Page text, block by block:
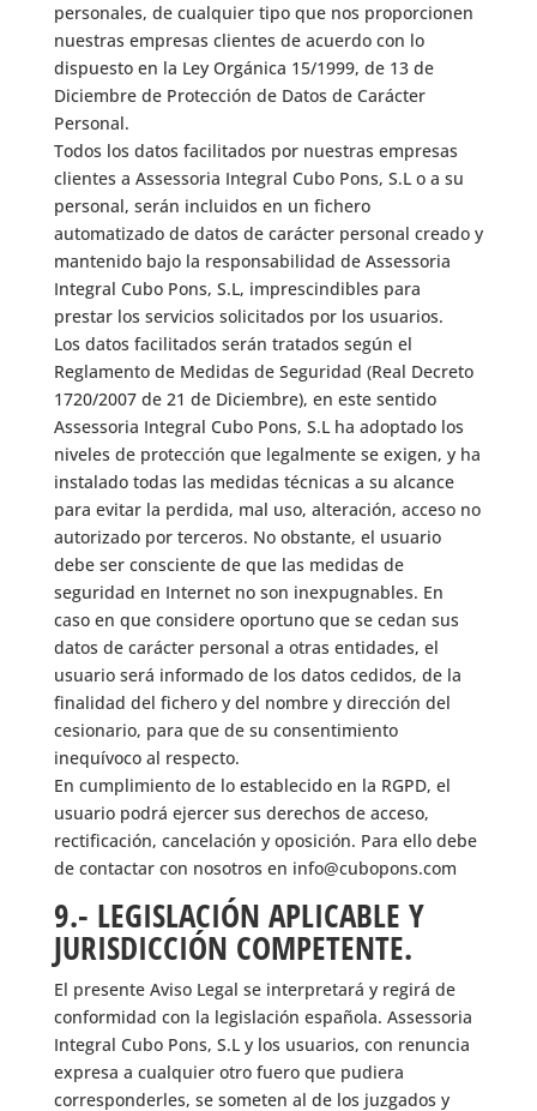
personales, de cualquier tipo que nos proporcionen
nuestras empresas clientes de acuerdo con lo
dispuesto en la Ley Orgánica 15/1999, de 13 de
Diciembre de Protección de Datos de Carácter
Personal.
Todos los datos facilitados por nuestras empresas
clientes a Assessoria Integral Cubo Pons, S.L o a su
personal, serán incluidos en un fichero
automatizado de datos de carácter personal creado y
mantenido bajo la responsabilidad de Assessoria
Integral Cubo Pons, S.L, imprescindibles para
prestar los servicios solicitados por los usuarios.
Los datos facilitados serán tratados según el
Reglamento de Medidas de Seguridad (Real Decreto
1720/2007 de 21 de Diciembre), en este sentido
Assessoria Integral Cubo Pons, S.L ha adoptado los
niveles de protección que legalmente se exigen, y ha
instalado todas las medidas técnicas a su alcance
para evitar la perdida, mal uso, alteración, acceso no
autorizado por terceros. No obstante, el usuario
debe ser consciente de que las medidas de
seguridad en Internet no son inexpugnables. En
caso en que considere oportuno que se cedan sus
datos de carácter personal a otras entidades, el
usuario será informado de los datos cedidos, de la
finalidad del fichero y del nombre y dirección del
cesionario, para que de su consentimiento
inequívoco al respecto.
En cumplimiento de lo establecido en la RGPD, el
usuario podrá ejercer sus derechos de acceso,
rectificación, cancelación y oposición. Para ello debe
de contactar con nosotros en info@cubopons.com
9.- LEGISLACIÓN APLICABLE Y
JURISDICCIÓN COMPETENTE.
El presente Aviso Legal se interpretará y regirá de
conformidad con la legislación española. Assessoria
Integral Cubo Pons, S.L y los usuarios, con renuncia
expresa a cualquier otro fuero que pudiera
corresponderles, se someten al de los juzgados y